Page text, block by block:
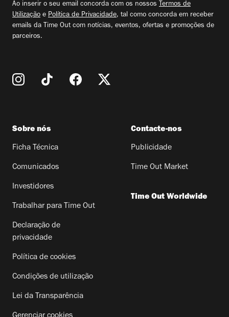
Ao inserir o seu email concorda com os nossos Termos de
Utilização e Política de Privacidade, tal como concorda em receber
emails da Time Out com notícias, eventos, ofertas e promoções de
parceiros.
Sobre nós
Ficha Técnica
Comunicados
Investidores
Trabalhar para Time Out
Declaração de
privacidade
Política de cookies
Condições de utilização
Lei da Transparência
Contacte-nos
Publicidade
Time Out Market
Time Out Worldwide